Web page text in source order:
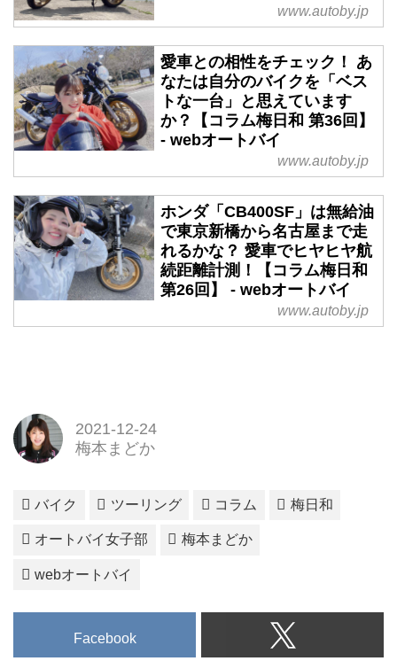
www.autoby.jp
愛車との相性をチェック！ あ
なたは自分のバイクを「ベス
トな一台」と思えています
か？【コラム梅日和 第36回】
- webオートバイ
www.autoby.jp
ホンダ「CB400SF」は無給油
で東京新橋から名古屋まで走
れるかな？ 愛車でヒヤヒヤ航
続距離計測！【コラム梅日和
第26回】 - webオートバイ
www.autoby.jp
2021-12-24
梅本まどか
バイク ツーリング コラム 梅日和
オートバイ女子部 梅本まどか
webオートバイ
Facebook